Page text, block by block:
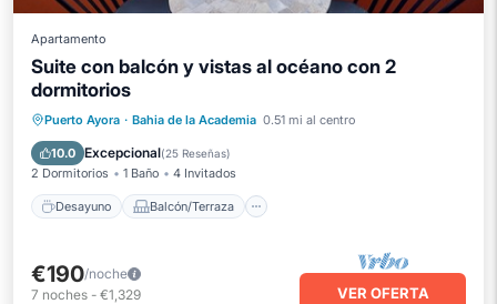
Apartamento
Suite con balcón y vistas al océano con 2
dormitorios
Puerto Ayora · Bahia de la Academia 0.51 mi al centro
10.0 Excepcional(25 Reseñas)
2 Dormitorios 1 Baño 4 Invitados
Desayuno Balcón/Terraza
Desayuno Balcón/Terraza
Cocina
Aire acondicionado
€190/noche
7 noches - €1,329 VER OFERTA